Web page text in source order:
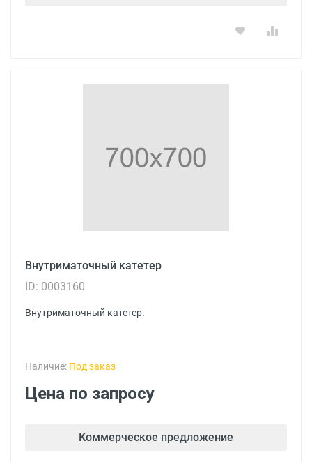
Внутриматочный катетер
ID: 0003160
Внутриматочный катетер.
Наличие: Под заказ
Цена по запросу
Коммерческое предложение